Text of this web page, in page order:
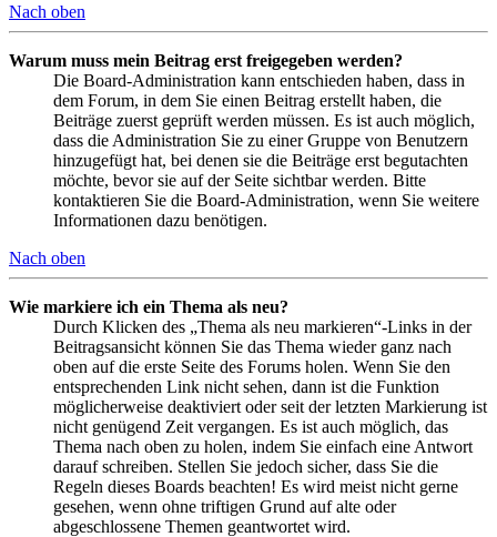
Nach oben
Warum muss mein Beitrag erst freigegeben werden?
Die Board-Administration kann entschieden haben, dass in
dem Forum, in dem Sie einen Beitrag erstellt haben, die
Beiträge zuerst geprüft werden müssen. Es ist auch möglich,
dass die Administration Sie zu einer Gruppe von Benutzern
hinzugefügt hat, bei denen sie die Beiträge erst begutachten
möchte, bevor sie auf der Seite sichtbar werden. Bitte
kontaktieren Sie die Board-Administration, wenn Sie weitere
Informationen dazu benötigen.
Nach oben
Wie markiere ich ein Thema als neu?
Durch Klicken des „Thema als neu markieren“-Links in der
Beitragsansicht können Sie das Thema wieder ganz nach
oben auf die erste Seite des Forums holen. Wenn Sie den
entsprechenden Link nicht sehen, dann ist die Funktion
möglicherweise deaktiviert oder seit der letzten Markierung ist
nicht genügend Zeit vergangen. Es ist auch möglich, das
Thema nach oben zu holen, indem Sie einfach eine Antwort
darauf schreiben. Stellen Sie jedoch sicher, dass Sie die
Regeln dieses Boards beachten! Es wird meist nicht gerne
gesehen, wenn ohne triftigen Grund auf alte oder
abgeschlossene Themen geantwortet wird.